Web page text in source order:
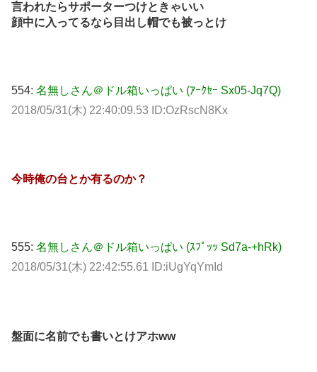
言われたらサポーターつけときゃいい
顔中に入ってるなら目出し帽でも被っとけ
554: 名無しさん＠ドル箱いっぱい (ｱｰｸｾｰ Sx05-Jq7Q)
2018/05/31(木) 22:40:09.53 ID:OzRscN8Kx
今時俺の台とか有るのか？
555: 名無しさん＠ドル箱いっぱい (ｽﾌﾟｯｯ Sd7a-+hRk)
2018/05/31(木) 22:42:55.61 ID:iUgYqYmId
盤面に名前でも書いとけアホww